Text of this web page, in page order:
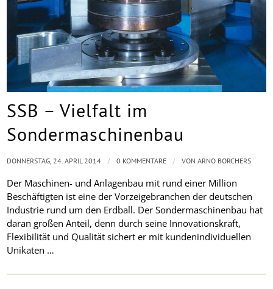
SSB – Vielfalt im
Sondermaschinenbau
Der Maschinen- und Anlagenbau mit rund einer Million
Beschäftigten ist eine der Vorzeigebranchen der deutschen
Industrie rund um den Erdball. Der Sondermaschinenbau hat
daran großen Anteil, denn durch seine Innovationskraft,
Flexibilität und Qualität sichert er mit kundenindividuellen
Unikaten …
DONNERSTAG, 24. APRIL 2014 / 0 KOMMENTARE / VONARNO BORCHERS